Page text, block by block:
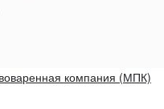
компания (МПК)